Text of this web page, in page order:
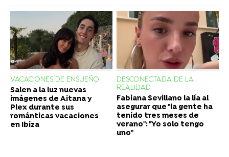
VACACIONES DE ENSUEÑO
Salen a la luz nuevas
imágenes de Aitana y
Plex durante sus
románticas vacaciones
en Ibiza
DESCONECTADA DE LA
REALIDAD
Fabiana Sevillano la lía al
asegurar que "la gente ha
tenido tres meses de
verano": "Yo solo tengo
uno"